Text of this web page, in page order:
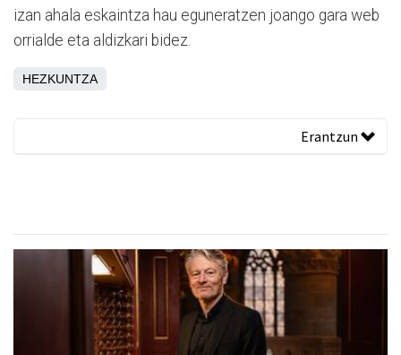
izan ahala eskaintza hau eguneratzen joango gara web
orrialde eta aldizkari bidez.
HEZKUNTZA
Erantzun